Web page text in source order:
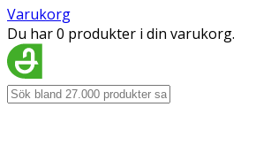
Varukorg
Du har 0 produkter i din varukorg.